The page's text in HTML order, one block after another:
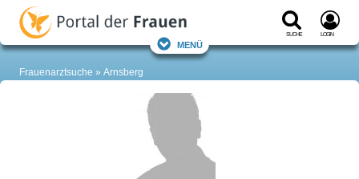
Suche Login
Menü
Frauenarztsuche Arnsberg